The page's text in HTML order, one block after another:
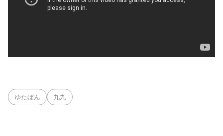
ゆたぼん 九九